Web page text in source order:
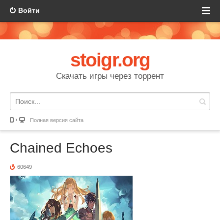
Войти
stoigr.org
Скачать игры через торрент
Полная версия сайта
Chained Echoes
60649